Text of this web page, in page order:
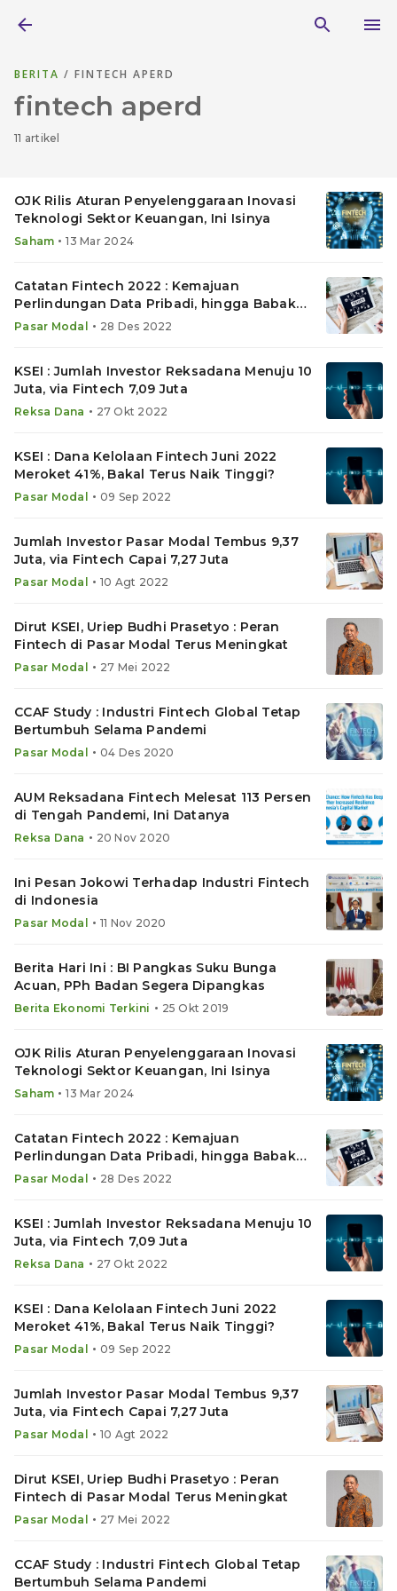
BERITA / FINTECH APERD
fintech aperd
11 artikel
OJK Rilis Aturan Penyelenggaraan Inovasi
Teknologi Sektor Keuangan, Ini Isinya
Saham • 13 Mar 2024
Catatan Fintech 2022 : Kemajuan
Perlindungan Data Pribadi, hingga Babak
Baru Model Bisnis Komersial
Pasar Modal • 28 Des 2022
KSEI : Jumlah Investor Reksadana Menuju 10
Juta, via Fintech 7,09 Juta
Reksa Dana • 27 Okt 2022
KSEI : Dana Kelolaan Fintech Juni 2022
Meroket 41%, Bakal Terus Naik Tinggi?
Pasar Modal • 09 Sep 2022
Jumlah Investor Pasar Modal Tembus 9,37
Juta, via Fintech Capai 7,27 Juta
Pasar Modal • 10 Agt 2022
Dirut KSEI, Uriep Budhi Prasetyo : Peran
Fintech di Pasar Modal Terus Meningkat
Pasar Modal • 27 Mei 2022
CCAF Study : Industri Fintech Global Tetap
Bertumbuh Selama Pandemi
Pasar Modal • 04 Des 2020
AUM Reksadana Fintech Melesat 113 Persen
di Tengah Pandemi, Ini Datanya
Reksa Dana • 20 Nov 2020
Ini Pesan Jokowi Terhadap Industri Fintech
di Indonesia
Pasar Modal • 11 Nov 2020
Berita Hari Ini : BI Pangkas Suku Bunga
Acuan, PPh Badan Segera Dipangkas
Berita Ekonomi Terkini • 25 Okt 2019
OJK Rilis Aturan Penyelenggaraan Inovasi
Teknologi Sektor Keuangan, Ini Isinya
Saham • 13 Mar 2024
Catatan Fintech 2022 : Kemajuan
Perlindungan Data Pribadi, hingga Babak
Baru Model Bisnis Komersial
Pasar Modal • 28 Des 2022
KSEI : Jumlah Investor Reksadana Menuju 10
Juta, via Fintech 7,09 Juta
Reksa Dana • 27 Okt 2022
KSEI : Dana Kelolaan Fintech Juni 2022
Meroket 41%, Bakal Terus Naik Tinggi?
Pasar Modal • 09 Sep 2022
Jumlah Investor Pasar Modal Tembus 9,37
Juta, via Fintech Capai 7,27 Juta
Pasar Modal • 10 Agt 2022
Dirut KSEI, Uriep Budhi Prasetyo : Peran
Fintech di Pasar Modal Terus Meningkat
Pasar Modal • 27 Mei 2022
CCAF Study : Industri Fintech Global Tetap
Bertumbuh Selama Pandemi